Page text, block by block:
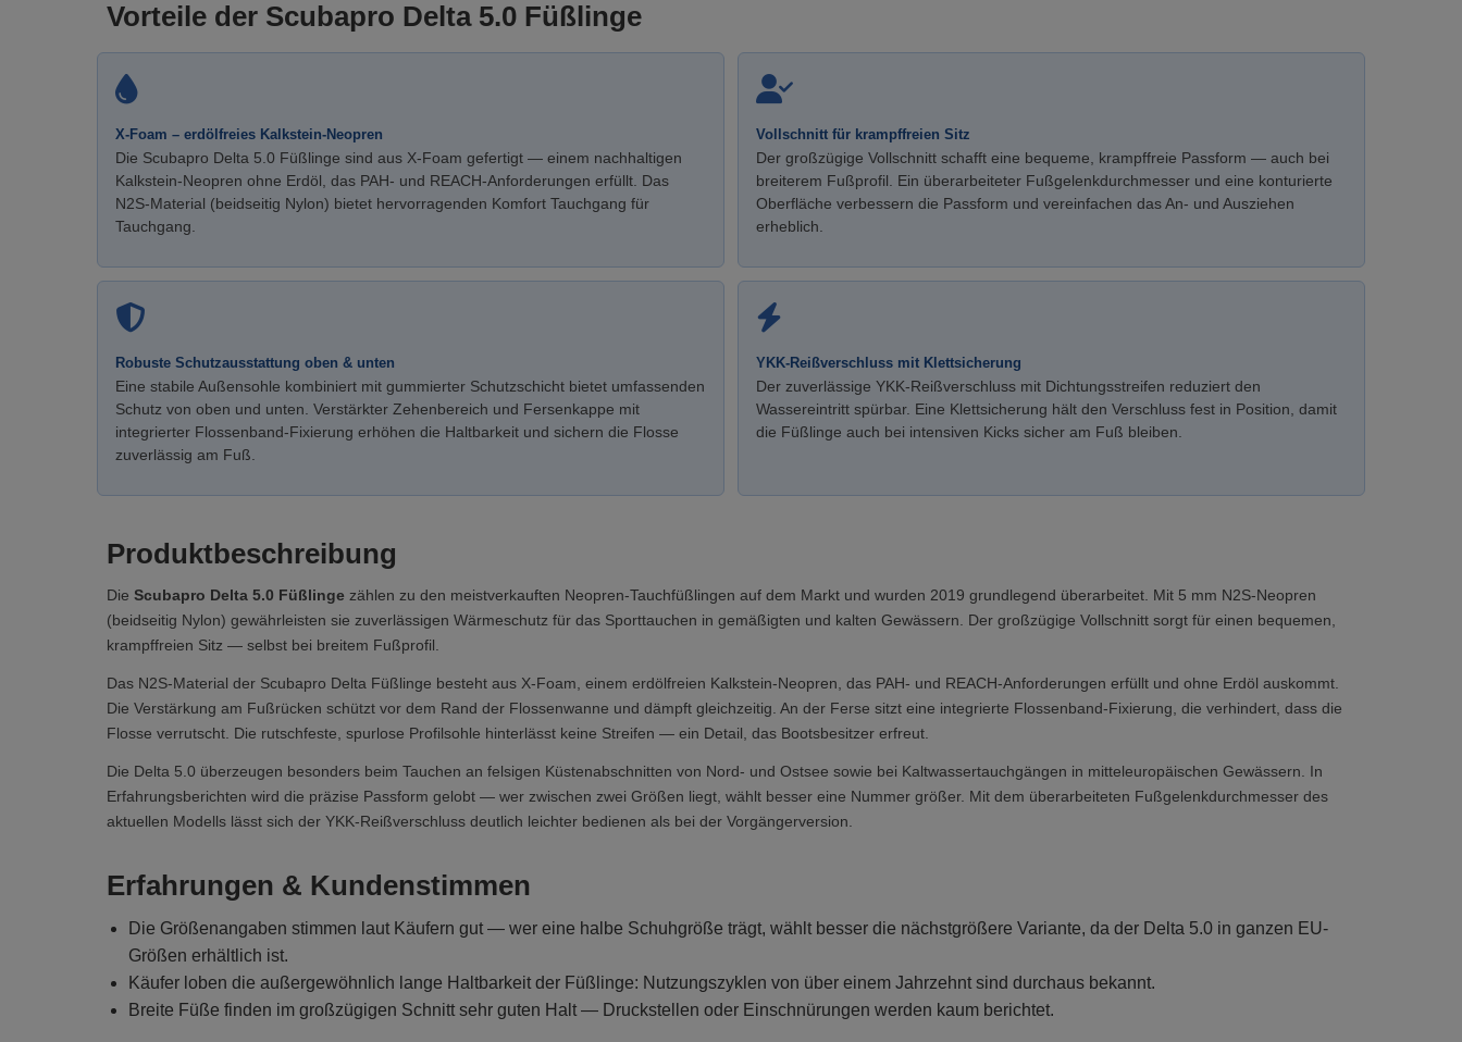
Vorteile der Scubapro Delta 5.0 Füßlinge
X-Foam – erdölfreies Kalkstein-Neopren
Die Scubapro Delta 5.0 Füßlinge sind aus X-Foam gefertigt — einem nachhaltigen
Kalkstein-Neopren ohne Erdöl, das PAH- und REACH-Anforderungen erfüllt. Das
N2S-Material (beidseitig Nylon) bietet hervorragenden Komfort Tauchgang für
Tauchgang.
Vollschnitt für krampffreien Sitz
Der großzügige Vollschnitt schafft eine bequeme, krampffreie Passform — auch bei
breiterem Fußprofil. Ein überarbeiteter Fußgelenkdurchmesser und eine konturierte
Oberfläche verbessern die Passform und vereinfachen das An- und Ausziehen
erheblich.
Robuste Schutzausstattung oben & unten
Eine stabile Außensohle kombiniert mit gummierter Schutzschicht bietet umfassenden
Schutz von oben und unten. Verstärkter Zehenbereich und Fersenkappe mit
integrierter Flossenband-Fixierung erhöhen die Haltbarkeit und sichern die Flosse
zuverlässig am Fuß.
YKK-Reißverschluss mit Klettsicherung
Der zuverlässige YKK-Reißverschluss mit Dichtungsstreifen reduziert den
Wassereintritt spürbar. Eine Klettsicherung hält den Verschluss fest in Position, damit
die Füßlinge auch bei intensiven Kicks sicher am Fuß bleiben.
Produktbeschreibung
Die Scubapro Delta 5.0 Füßlinge zählen zu den meistverkauften Neopren-Tauchfüßlingen auf dem Markt und wurden 2019 grundlegend überarbeitet. Mit 5 mm N2S-Neopren
(beidseitig Nylon) gewährleisten sie zuverlässigen Wärmeschutz für das Sporttauchen in gemäßigten und kalten Gewässern. Der großzügige Vollschnitt sorgt für einen bequemen,
krampffreien Sitz — selbst bei breitem Fußprofil.
Das N2S-Material der Scubapro Delta Füßlinge besteht aus X-Foam, einem erdölfreien Kalkstein-Neopren, das PAH- und REACH-Anforderungen erfüllt und ohne Erdöl auskommt.
Die Verstärkung am Fußrücken schützt vor dem Rand der Flossenwanne und dämpft gleichzeitig. An der Ferse sitzt eine integrierte Flossenband-Fixierung, die verhindert, dass die
Flosse verrutscht. Die rutschfeste, spurlose Profilsohle hinterlässt keine Streifen — ein Detail, das Bootsbesitzer erfreut.
Die Delta 5.0 überzeugen besonders beim Tauchen an felsigen Küstenabschnitten von Nord- und Ostsee sowie bei Kaltwassertauchgängen in mitteleuropäischen Gewässern. In
Erfahrungsberichten wird die präzise Passform gelobt — wer zwischen zwei Größen liegt, wählt besser eine Nummer größer. Mit dem überarbeiteten Fußgelenkdurchmesser des
aktuellen Modells lässt sich der YKK-Reißverschluss deutlich leichter bedienen als bei der Vorgängerversion.
Erfahrungen & Kundenstimmen
Die Größenangaben stimmen laut Käufern gut — wer eine halbe Schuhgröße trägt, wählt besser die nächstgrößere Variante, da der Delta 5.0 in ganzen EU-
Größen erhältlich ist.
Käufer loben die außergewöhnlich lange Haltbarkeit der Füßlinge: Nutzungszyklen von über einem Jahrzehnt sind durchaus bekannt.
Breite Füße finden im großzügigen Schnitt sehr guten Halt — Druckstellen oder Einschnürungen werden kaum berichtet.